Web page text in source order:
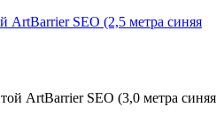
ArtBarrier SEO (2,5 метра синяя